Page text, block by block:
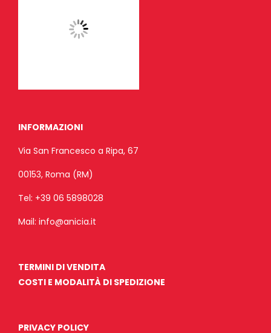
INFORMAZIONI
Via San Francesco a Ripa, 67
00153, Roma (RM)
Tel: +39 06 5898028
Mail: info@anicia.it
TERMINI DI VENDITA
COSTI E MODALITÀ DI SPEDIZIONE
PRIVACY POLICY